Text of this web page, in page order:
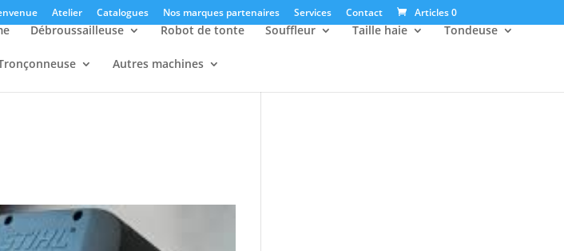
Atelier Catalogues Nos marques partenaires Services Contact Articles 0
Débroussailleuse Robot de tonte Souffleur Taille haie Tondeuse
Autres machines